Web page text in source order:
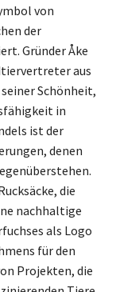
von
der
Gründer Åke
aus
Schönheit,
in
ist der
denen
die
nachhaltige
als Logo
für den
Projekten, die